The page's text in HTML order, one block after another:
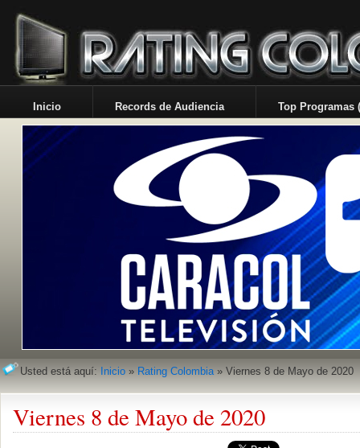
Inicio Records de Audiencia Top Programas
Usted está aquí: Inicio » Rating Colombia» Viernes 8 de Mayo de 2020
Viernes 8 de Mayo de 2020